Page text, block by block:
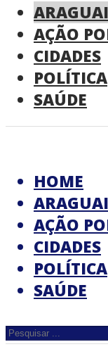
AÇÃO
CIDADES
POLÍTICA
SAÚDE
HOME
AÇÃO
CIDADES
POLÍTICA
SAÚDE